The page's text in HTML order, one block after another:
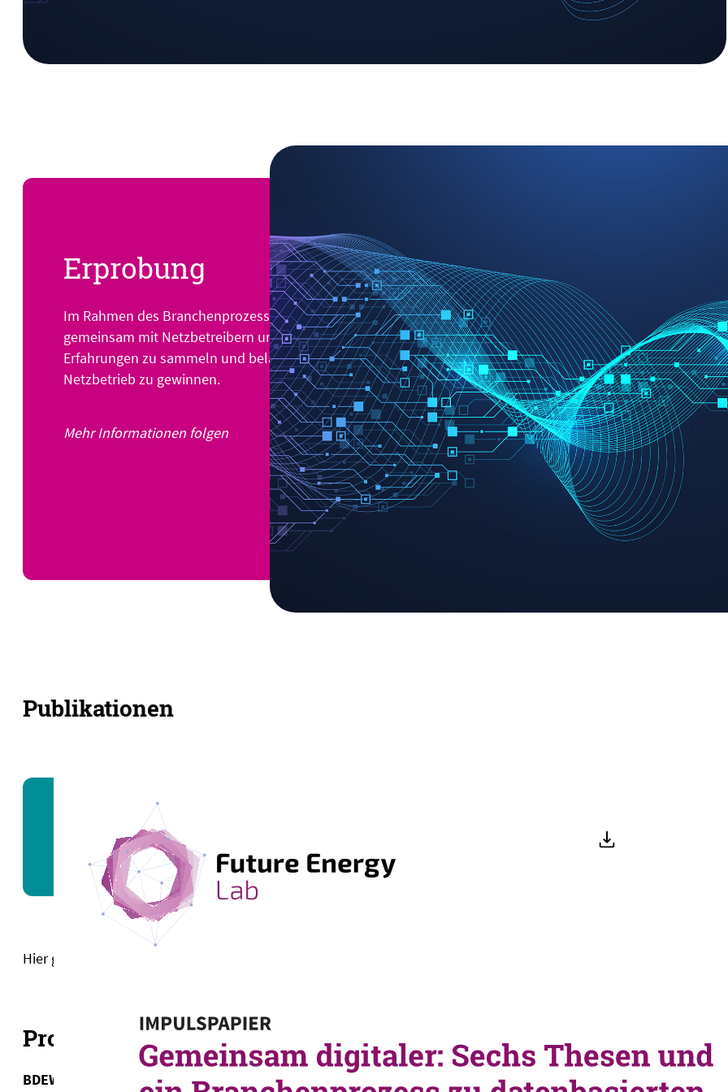
Erprobung
Im Rahmen des Branchenprozesses werden konkrete Daten- und KI-Anwendungen
gemeinsam mit Netzbetreibern und Lösungsanbietern erprobt. Ziel ist es, praktische
Erfahrungen zu sammeln und belastbare Erkenntnisse für einen breiten Einsatz im
Netzbetrieb zu gewinnen.
Mehr Informationen folgen
Publikationen
Gemeinsam digitaler: Sechs Thesen und ein Branchenprozess zu datenbasierten
Anwendungen und KI im Stromnetz
Hier geht es zum
Projektpartner
BDEW Kontakt: